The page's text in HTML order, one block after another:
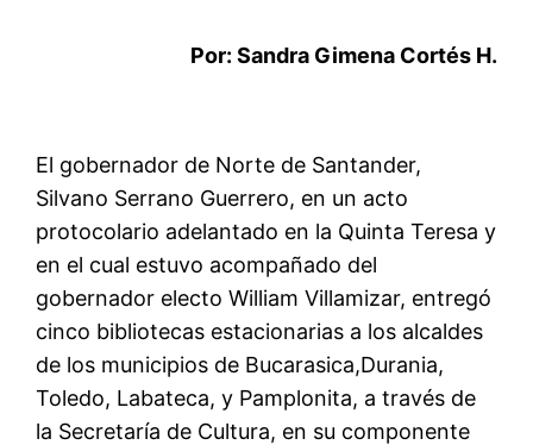
Por: Sandra Gimena Cortés H.
El gobernador de Norte de Santander,
Silvano Serrano Guerrero, en un acto
protocolario adelantado en la Quinta Teresa y
en el cual estuvo acompañado del
gobernador electo William Villamizar, entregó
cinco bibliotecas estacionarias a los alcaldes
de los municipios de Bucarasica,Durania,
Toledo, Labateca, y Pamplonita, a través de
la Secretaría de Cultura, en su componente